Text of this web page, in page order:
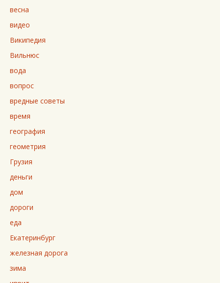
весна
видео
Википедия
Вильнюс
вода
вопрос
вредные советы
время
география
геометрия
Грузия
деньги
дом
дороги
еда
Екатеринбург
железная дорога
зима